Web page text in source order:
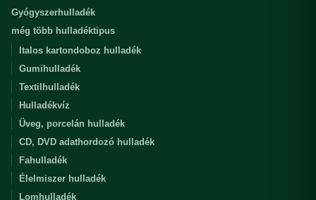
Gyógyszerhulladék
még több hulladéktipus
Italos kartondoboz hulladék
Gumihulladék
Textilhulladék
Hulladékvíz
Üveg, porcelán hulladék
CD, DVD adathordozó hulladék
Fahulladék
Élelmiszer hulladék
Lomhulladék